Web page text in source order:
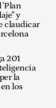
'Plan
y
claudicar
201
la
los